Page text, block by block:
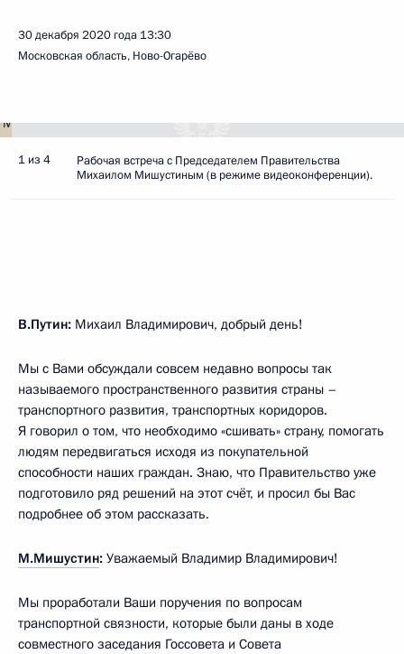
30 декабря 2020 года 13:30
Московская область, Ново-Огарёво
1 из 4
Рабочая встреча с Председателем Правительства
Михаилом Мишустиным (в режиме видеоконференции).
В.Путин: Михаил Владимирович, добрый день!
Мы с Вами обсуждали совсем недавно вопросы так
называемого пространственного развития страны –
транспортного развития, транспортных коридоров.
Я говорил о том, что необходимо «сшивать» страну, помогать
людям передвигаться исходя из покупательной
способности наших граждан. Знаю, что Правительство уже
подготовило ряд решений на этот счёт, и просил бы Вас
подробнее об этом рассказать.
М.Мишустин: Уважаемый Владимир Владимирович!
Мы проработали Ваши поручения по вопросам
транспортной связности, которые были даны в ходе
совместного заседания Госсовета и Совета